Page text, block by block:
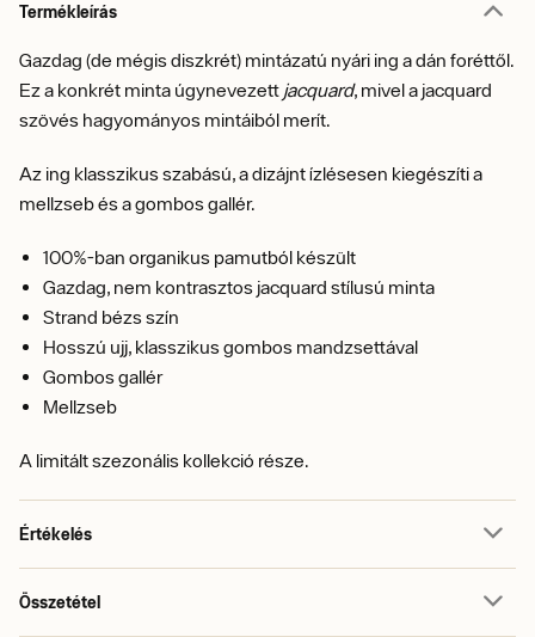
Termékleírás
Gazdag (de mégis diszkrét) mintázatú nyári ing a dán foréttől.
Ez a konkrét minta úgynevezett jacquard, mivel a jacquard
szövés hagyományos mintáiból merít.
Az ing klasszikus szabású, a dizájnt ízlésesen kiegészíti a
mellzseb és a gombos gallér.
100%-ban organikus pamutból készült
Gazdag, nem kontrasztos jacquard stílusú minta
Strand bézs szín
Hosszú ujj, klasszikus gombos mandzsettával
Gombos gallér
Mellzseb
A limitált szezonális kollekció része.
Értékelés
Összetétel